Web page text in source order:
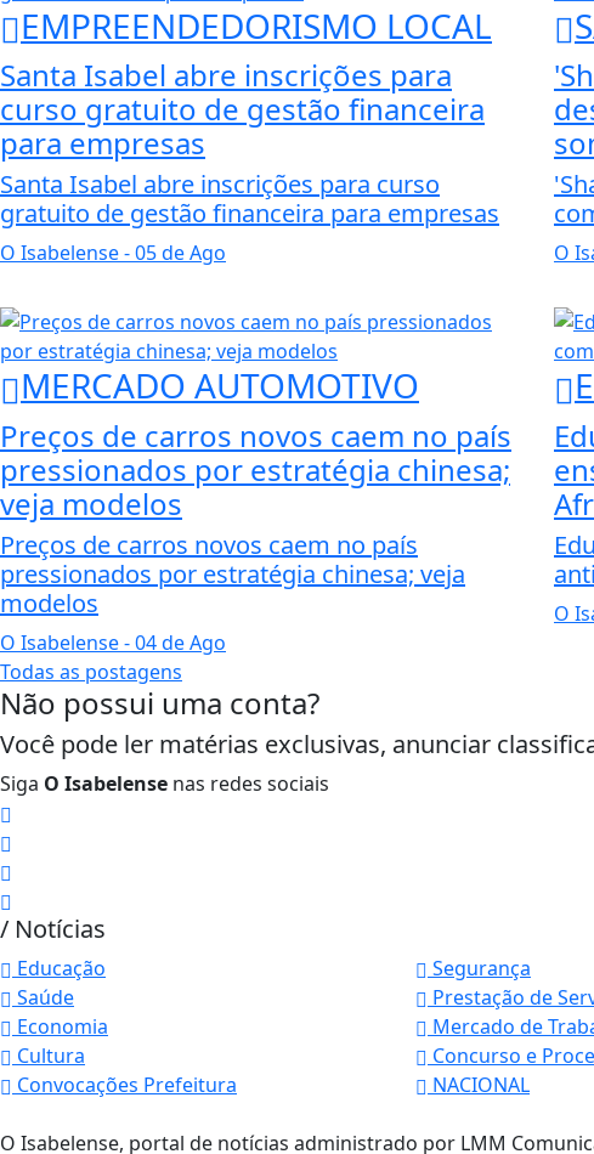
EMPREENDEDORISMO LOCAL
Santa Isabel abre inscrições para
curso gratuito de gestão financeira
para empresas
Santa Isabel abre inscrições para curso
gratuito de gestão financeira para empresas
O Isabelense- 05 de Ago O
MERCADO AUTOMOTIVO
Preços de carros novos caem no país
pressionados por estratégia chinesa;
veja modelos
Preços de carros novos caem no país
pressionados por estratégia chinesa; veja
modelos
O Isabelense- 04 de Ago
O
Todas as postagens
Não possui uma conta?
Você pode ler matérias exclusivas, anunciar
Siga O Isabelense nas redes sociais
/ Notícias
Educação
Segurança
Saúde
Prestação de
Economia
Mercado de
Cultura
Concurso e
Convocações Prefeitura
NACIONAL
O Isabelense, portal de notícias administrado por LMM
Termos de Uso e Privacidade
Esse site utiliza cookies para melhorar sua
concorda com nossos Termos de Uso e